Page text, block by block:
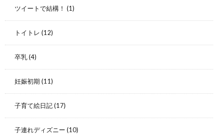
ツイートで結構！ (1)
トイトレ (12)
卒乳(4)
妊娠初期 (11)
子育て絵日記(17)
子連れディズニー (10)